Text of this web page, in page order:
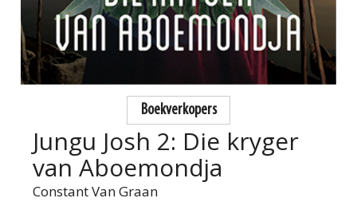
Boekverkopers
Jungu Josh 2: Die kryger
van Aboemondja
Constant Van Graan